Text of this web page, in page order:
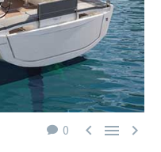
0   